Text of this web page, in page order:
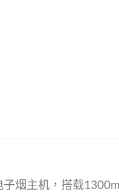
子烟主机，搭载